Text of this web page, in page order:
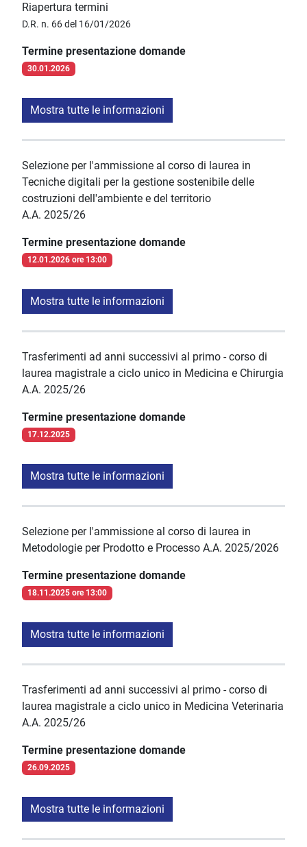
Riapertura termini
D.R. n. 66 del 16/01/2026
Termine presentazione domande
30.01.2026
Mostra tutte le informazioni
Selezione per l'ammissione al corso di laurea in
Tecniche digitali per la gestione sostenibile delle
costruzioni dell'ambiente e del territorio
A.A. 2025/26
Termine presentazione domande
12.01.2026 ore 13:00
Mostra tutte le informazioni
Trasferimenti ad anni successivi al primo - corso di
laurea magistrale a ciclo unico in Medicina e Chirurgia
A.A. 2025/26
Termine presentazione domande
17.12.2025
Mostra tutte le informazioni
Selezione per l'ammissione al corso di laurea in
Metodologie per Prodotto e Processo A.A. 2025/2026
Termine presentazione domande
18.11.2025 ore 13:00
Mostra tutte le informazioni
Trasferimenti ad anni successivi al primo - corso di
laurea magistrale a ciclo unico in Medicina Veterinaria
A.A. 2025/26
Termine presentazione domande
26.09.2025
Mostra tutte le informazioni